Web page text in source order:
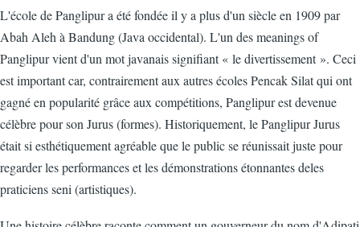
L'école de Panglipur a été fondée il y a plus d'un siècle en 1909 par
Abah Aleh à Bandung (Java occidental). L'un des meanings of
Panglipur vient d'un mot javanais signifiant « le divertissement ». Ceci
est important car, contrairement aux autres écoles Pencak Silat qui ont
gagné en popularité grâce aux compétitions, Panglipur est devenue
célèbre pour son Jurus (formes). Historiquement, le Panglipur Jurus
était si esthétiquement agréable que le public se réunissait juste pour
regarder les performances et les démonstrations étonnantes deles
praticiens seni (artistiques).